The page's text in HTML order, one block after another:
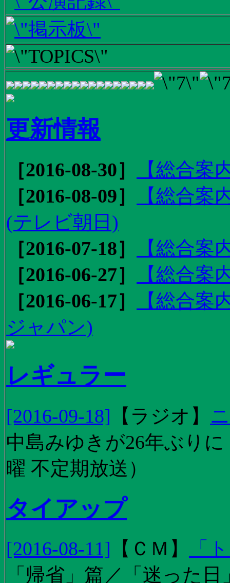
更新情報
［2016-08-30］
【総合
［2016-08-09］
【総合
(テレビ朝日)
［2016-07-18］
【総合案
［2016-06-27］
【総合案
［2016-06-17］
【総合
ジャパン)
レギュラー
[2016-09-18] 【 ラジオ 】
中島みゆきが26年ぶり
曜 不定期放送）
タイアップ
[2016-08-11] 【 ＣＭ 】
「
「帰省」篇／「迷った